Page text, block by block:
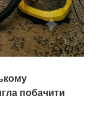
побачити